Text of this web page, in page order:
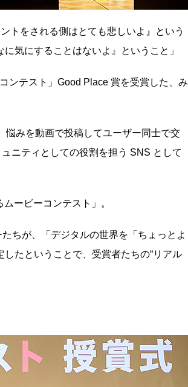
トをされる側はとても悲しいよ』という
気にすることはないよ』ということ」
テスト」Good Place 賞を受賞した、み
悩みを動画で投稿してユーザー同士で交
ニティとしての役割を担う SNS として
ービーコンテスト」。
ちが、「デジタルの世界を「ちょっとよ
たということで、受賞者たちの“リアル